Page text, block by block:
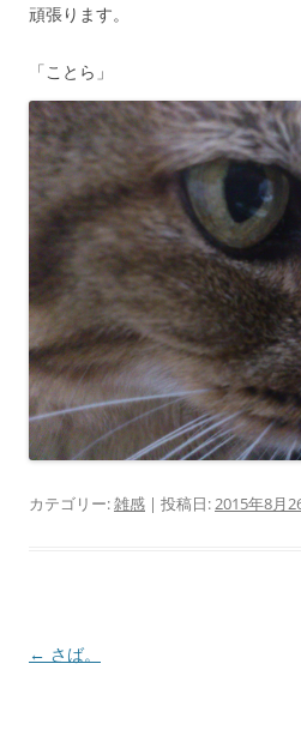
頑張ります。
「ことら」
カテゴリー:雑感 | 投稿日:2015年8月
投
← さば。